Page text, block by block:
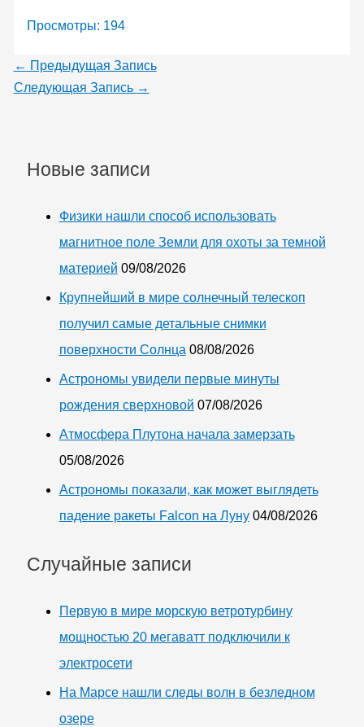
Просмотры: 194
← Предыдущая Запись
Следующая Запись →
Новые записи
Физики нашли способ использовать
магнитное поле Земли для охоты за темной
материей 09/08/2026
Крупнейший в мире солнечный телескоп
получил самые детальные снимки
поверхности Солнца 08/08/2026
Астрономы увидели первые минуты
рождения сверхновой 07/08/2026
Атмосфера Плутона начала замерзать
05/08/2026
Астрономы показали, как может выглядеть
падение ракеты Falcon на Луну 04/08/2026
Случайные записи
Первую в мире морскую ветротурбину
мощностью 20 мегаватт подключили к
электросети
На Марсе нашли следы волн в безледном
озере